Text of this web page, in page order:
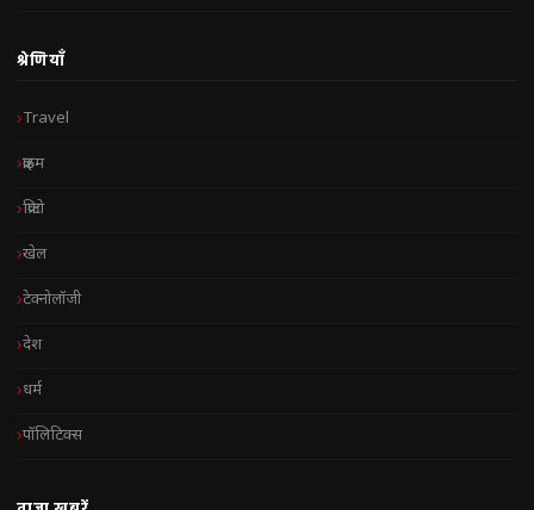
श्रेणियाँ
Travel
क्राइम
क्रिप्टो
खेल
टेक्नोलॉजी
देश
धर्म
पॉलिटिक्स